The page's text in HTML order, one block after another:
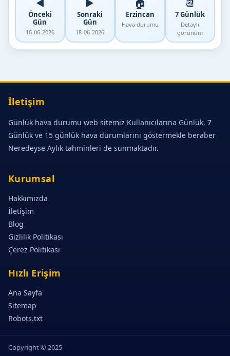
Önceki
Gün
16-06-2026
Sonraki
Gün
18-06-2026
Erzincan
Hava durumu
7 Günlük
Detaylı
görünüm
İletişim
Günlük hava durumu web sitemiz Kullanıcılarına Günlük, 7
Günlük ve 15 günlük hava durumlarını göstermekle beraber
Neredeyse Aylık tahminleri de sunmaktadır.
Kurumsal
Hakkımızda
İletişim
Blog
Gizlilik Politikası
Çerez Politikası
Hızlı Erişim
Ana Sayfa
Sitemap
Robots.txt
Copyright © 2025